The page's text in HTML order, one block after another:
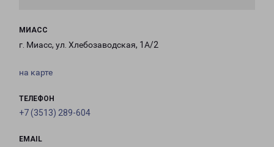
МИАСС
г. Миасс, ул. Хлебозаводская, 1А/2
на карте
ТЕЛЕФОН
+7 (3513) 289-604
EMAIL